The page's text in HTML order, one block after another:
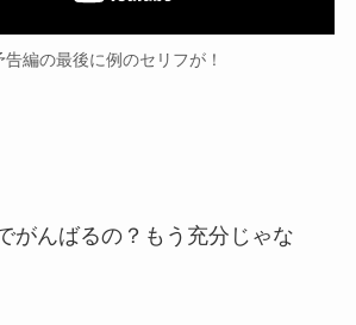
告編の最後に例のセリフが！
がんばるの？もう充分じゃな